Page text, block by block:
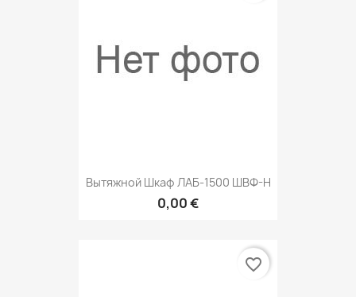
Вытяжной Шкаф ЛАБ-1500 ШВФ-Н
0,00 €
favorite_border